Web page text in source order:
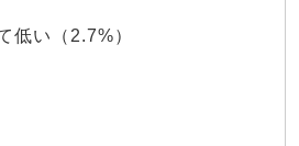
低い（2.7%）